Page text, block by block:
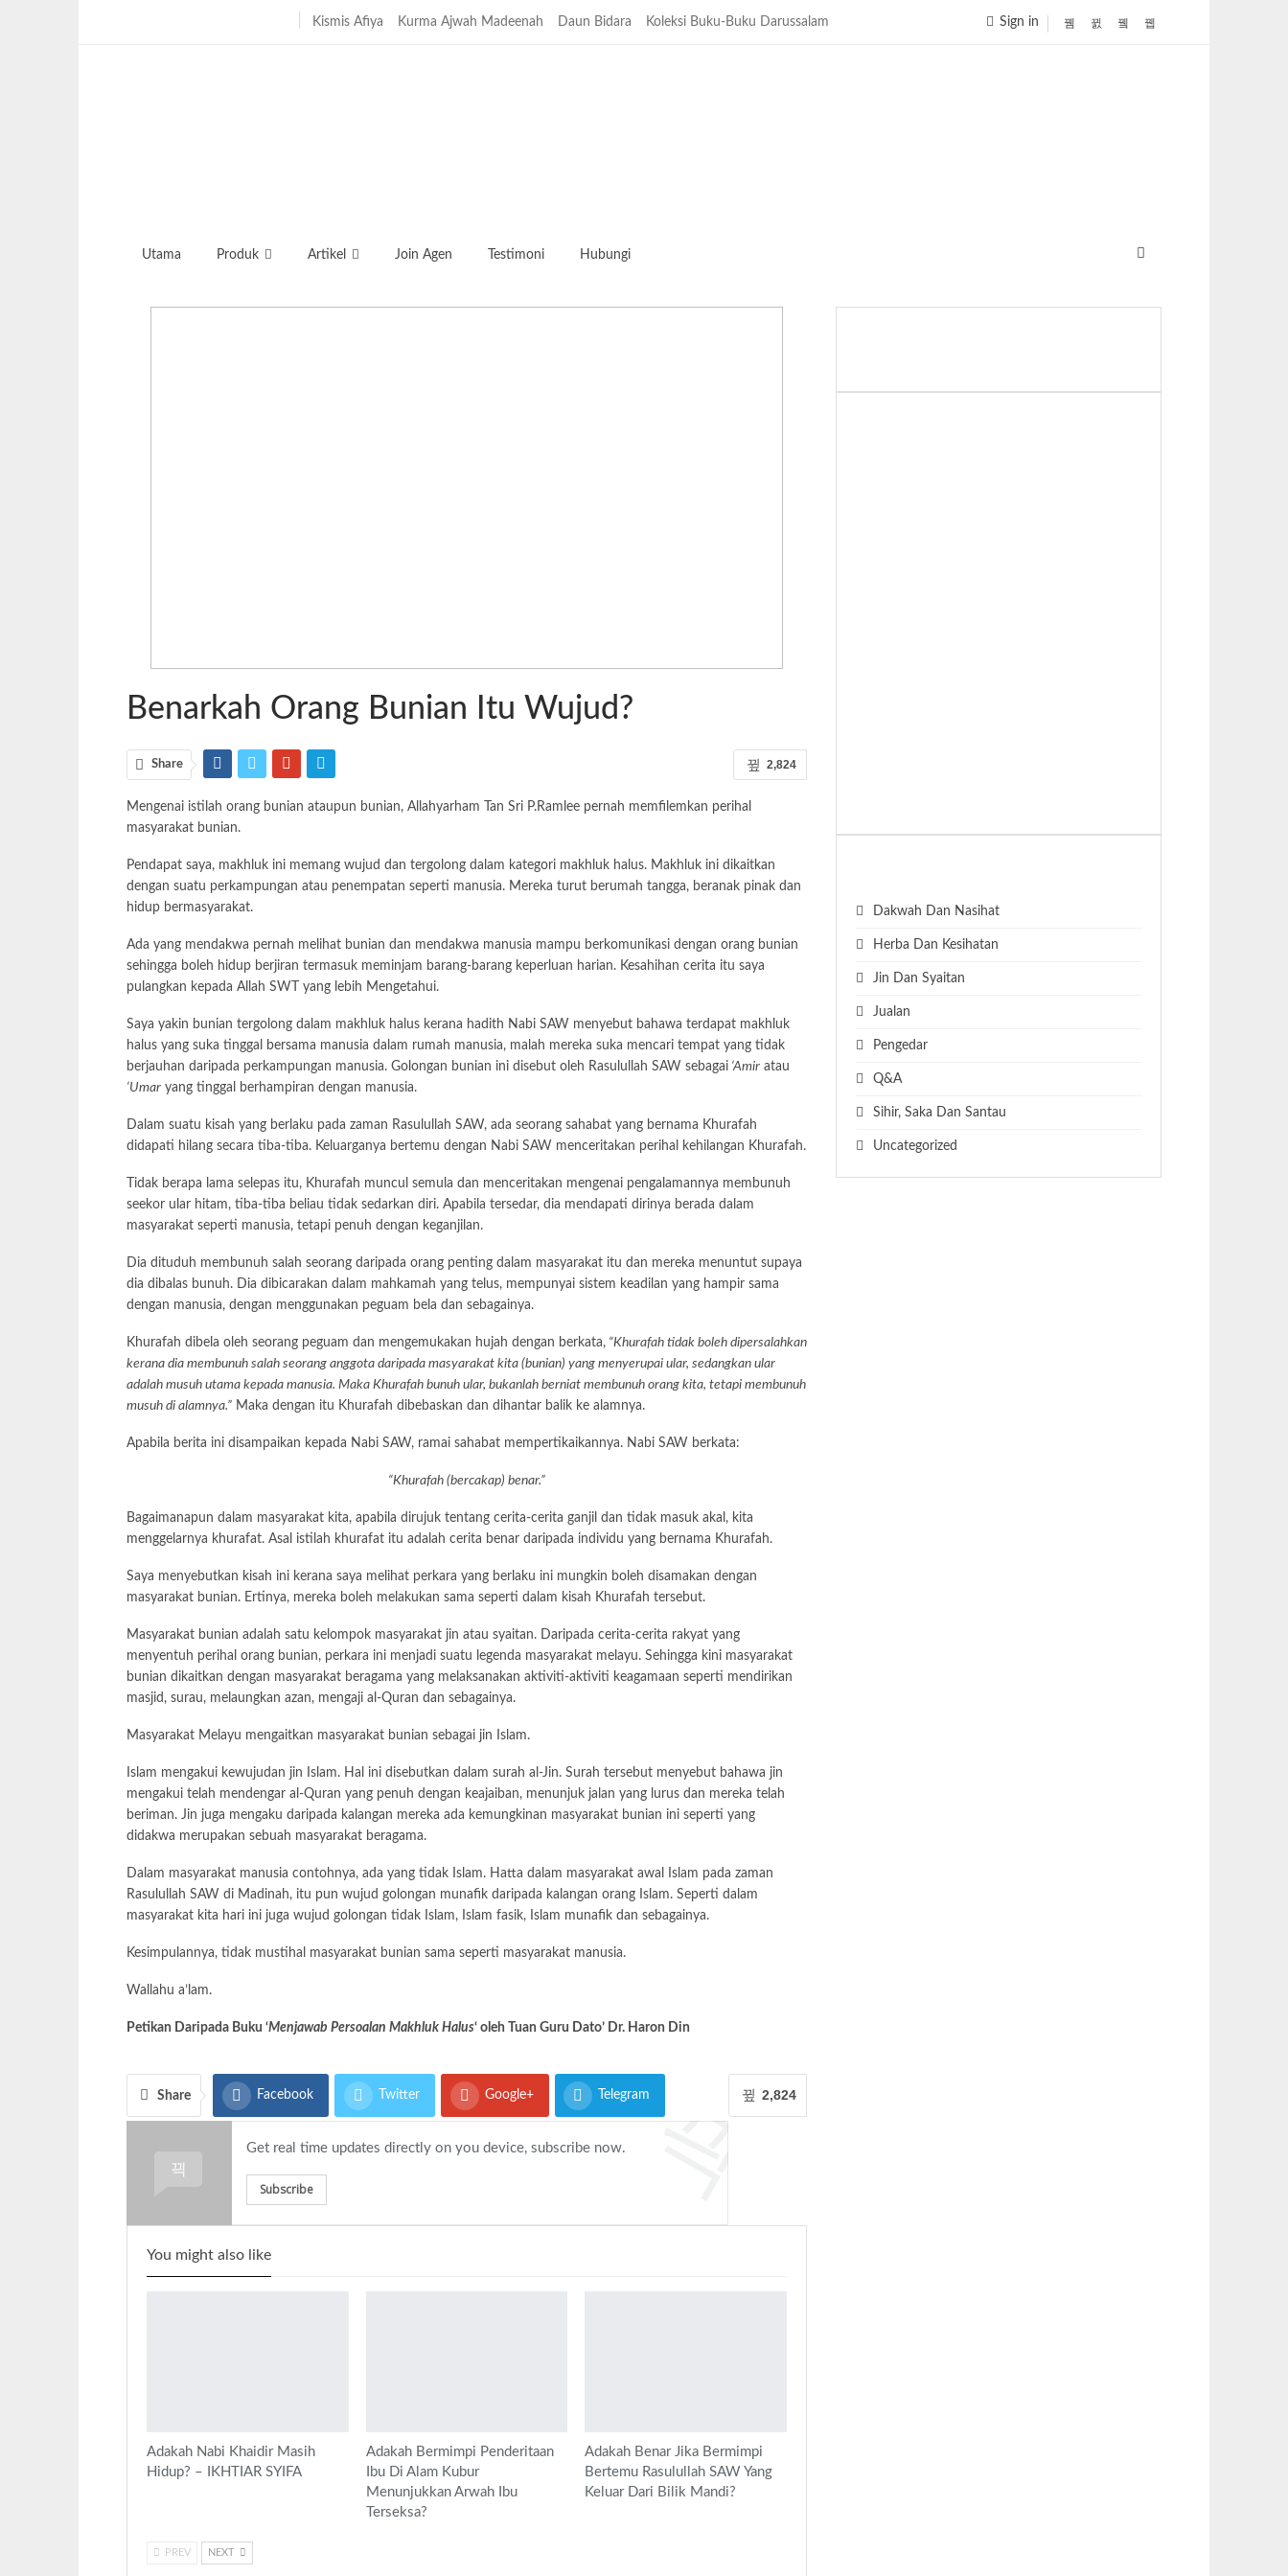
Sign in
Kismis Afiya Kurma Ajwah Madeenah Daun Bidara Koleksi Buku-Buku Darussalam
Utama Produk Artikel Join Agen Testimoni Hubungi
Benarkah Orang Bunian Itu Wujud?
2,824
Share
Mengenai istilah orang bunian ataupun bunian, Allahyarham Tan Sri P.Ramlee pernah memfilemkan perihal
masyarakat bunian.
Pendapat saya, makhluk ini memang wujud dan tergolong dalam kategori makhluk halus. Makhluk ini dikaitkan
dengan suatu perkampungan atau penempatan seperti manusia. Mereka turut berumah tangga, beranak pinak dan
hidup bermasyarakat.
Ada yang mendakwa pernah melihat bunian dan mendakwa manusia mampu berkomunikasi dengan orang bunian
sehingga boleh hidup berjiran termasuk meminjam barang-barang keperluan harian. Kesahihan cerita itu saya
pulangkan kepada Allah SWT yang lebih Mengetahui.
Saya yakin bunian tergolong dalam makhluk halus kerana hadith Nabi SAW menyebut bahawa terdapat makhluk
halus yang suka tinggal bersama manusia dalam rumah manusia, malah mereka suka mencari tempat yang tidak
berjauhan daripada perkampungan manusia. Golongan bunian ini disebut oleh Rasulullah SAW sebagai ‘Amir atau
‘Umar yang tinggal berhampiran dengan manusia.
Dalam suatu kisah yang berlaku pada zaman Rasulullah SAW, ada seorang sahabat yang bernama Khurafah
didapati hilang secara tiba-tiba. Keluarganya bertemu dengan Nabi SAW menceritakan perihal kehilangan Khurafah.
Tidak berapa lama selepas itu, Khurafah muncul semula dan menceritakan mengenai pengalamannya membunuh
seekor ular hitam, tiba-tiba beliau tidak sedarkan diri. Apabila tersedar, dia mendapati dirinya berada dalam
masyarakat seperti manusia, tetapi penuh dengan keganjilan.
Dia dituduh membunuh salah seorang daripada orang penting dalam masyarakat itu dan mereka menuntut supaya
dia dibalas bunuh. Dia dibicarakan dalam mahkamah yang telus, mempunyai sistem keadilan yang hampir sama
dengan manusia, dengan menggunakan peguam bela dan sebagainya.
Khurafah dibela oleh seorang peguam dan mengemukakan hujah dengan berkata, “Khurafah tidak boleh dipersalahkan
kerana dia membunuh salah seorang anggota daripada masyarakat kita (bunian) yang menyerupai ular, sedangkan ular
adalah musuh utama kepada manusia. Maka Khurafah bunuh ular, bukanlah berniat membunuh orang kita, tetapi membunuh
musuh di alamnya.” Maka dengan itu Khurafah dibebaskan dan dihantar balik ke alamnya.
Apabila berita ini disampaikan kepada Nabi SAW, ramai sahabat mempertikaikannya. Nabi SAW berkata:
“Khurafah (bercakap) benar.”
Bagaimanapun dalam masyarakat kita, apabila dirujuk tentang cerita-cerita ganjil dan tidak masuk akal, kita
menggelarnya khurafat. Asal istilah khurafat itu adalah cerita benar daripada individu yang bernama Khurafah.
Saya menyebutkan kisah ini kerana saya melihat perkara yang berlaku ini mungkin boleh disamakan dengan
masyarakat bunian. Ertinya, mereka boleh melakukan sama seperti dalam kisah Khurafah tersebut.
Masyarakat bunian adalah satu kelompok masyarakat jin atau syaitan. Daripada cerita-cerita rakyat yang
menyentuh perihal orang bunian, perkara ini menjadi suatu legenda masyarakat melayu. Sehingga kini masyarakat
bunian dikaitkan dengan masyarakat beragama yang melaksanakan aktiviti-aktiviti keagamaan seperti mendirikan
masjid, surau, melaungkan azan, mengaji al-Quran dan sebagainya.
Masyarakat Melayu mengaitkan masyarakat bunian sebagai jin Islam.
Islam mengakui kewujudan jin Islam. Hal ini disebutkan dalam surah al-Jin. Surah tersebut menyebut bahawa jin
mengakui telah mendengar al-Quran yang penuh dengan keajaiban, menunjuk jalan yang lurus dan mereka telah
beriman. Jin juga mengaku daripada kalangan mereka ada kemungkinan masyarakat bunian ini seperti yang
didakwa merupakan sebuah masyarakat beragama.
Dalam masyarakat manusia contohnya, ada yang tidak Islam. Hatta dalam masyarakat awal Islam pada zaman
Rasulullah SAW di Madinah, itu pun wujud golongan munafik daripada kalangan orang Islam. Seperti dalam
masyarakat kita hari ini juga wujud golongan tidak Islam, Islam fasik, Islam munafik dan sebagainya.
Kesimpulannya, tidak mustihal masyarakat bunian sama seperti masyarakat manusia.
Wallahu a’lam.
Petikan Daripada Buku ‘Menjawab Persoalan Makhluk Halus‘ oleh Tuan Guru Dato’ Dr. Haron Din
2,824
Share Facebook Twitter Google+ Telegram
Get real time updates directly on you device, subscribe now.
Subscribe
You might also like
Adakah Nabi Khaidir Masih
Hidup? – IKHTIAR SYIFA
Adakah Bermimpi Penderitaan
Ibu Di Alam Kubur
Menunjukkan Arwah Ibu
Terseksa?
Adakah Benar Jika Bermimpi
Bertemu Rasulullah SAW Yang
Keluar Dari Bilik Mandi?
PREV NEXT
Dakwah Dan Nasihat
Herba Dan Kesihatan
Jin Dan Syaitan
Jualan
Pengedar
Q&A
Sihir, Saka Dan Santau
Uncategorized